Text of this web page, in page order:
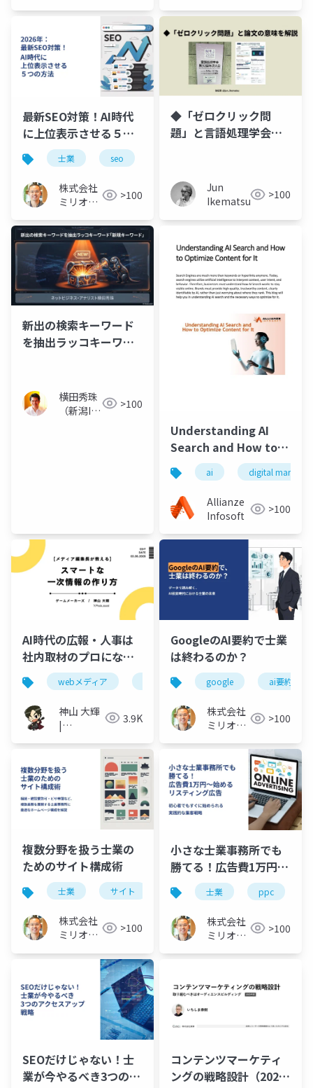
最新SEO対策！AI時代
に上位表示させる５つ
の方法士業 seo
株式会社
ミリオン
>100
◆「ゼロクリック問
題」と言語処理学会総
Jun
Ikematsu
>100
新出の検索キーワード
を抽出ラッコキーワー
横田秀珠
（新潟IT
>100
Understanding AI
Search and How to
Optimize Content for
It
ai digital marketing
Allianze
Infosoft
>100
AI時代の広報・人事は
社内取材のプロになる
べき？スマートな“一次
情報”の作り方
webメディア 人事
神山 大輝
|
@gula_sound
3.9K
GoogleのAI要約で士業
は終わるのか？
google ai要約
株式会社
ミリオン
>100
複数分野を扱う士業の
ためのサイト構成術
士業 サイト 複数
株式会社
ミリオン
>100
小さな士業事務所でも
勝てる！広告費1万円か
ら始めるリスティング
広告：初心者講座
士業 ppc
株式会社
ミリオン
>100
SEOだけじゃない！士
業が今やるべき3つのア
コンテンツマーケティ
ングの戦略設計（2025